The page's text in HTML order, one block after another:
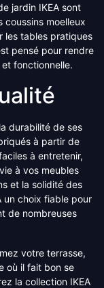
jardin IKEA sont
moelleux
les tables pratiques
pensé pour rendre
fonctionnelle.
durabilité de ses
à partir de
à entretenir,
à vos meubles
et la solidité des
un choix fiable pour
de nombreuses
votre terrasse,
où il fait bon se
la collection IKEA